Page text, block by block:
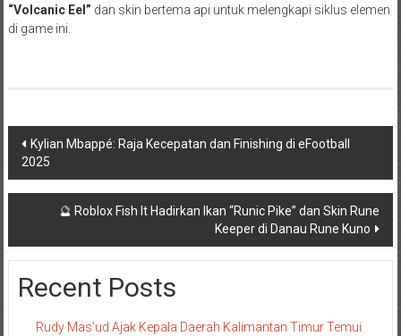
“Volcanic Eel” dan skin bertema api untuk melengkapi siklus elemen
di game ini.
Navigasi
pos
Kylian Mbappé: Raja Kecepatan dan Finishing di eFootball
2025
🔮 Roblox Fish It Hadirkan Ikan “Runic Pike” dan Skin Rune
Keeper di Danau Rune Kuno
Recent Posts
Rudy Mas’ud Ajak Kepala Daerah Kalimantan Timur Temui